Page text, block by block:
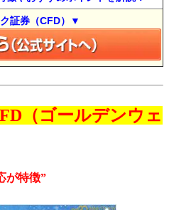
証券（CFD）▼
（ゴールデンウェ
が特徴”